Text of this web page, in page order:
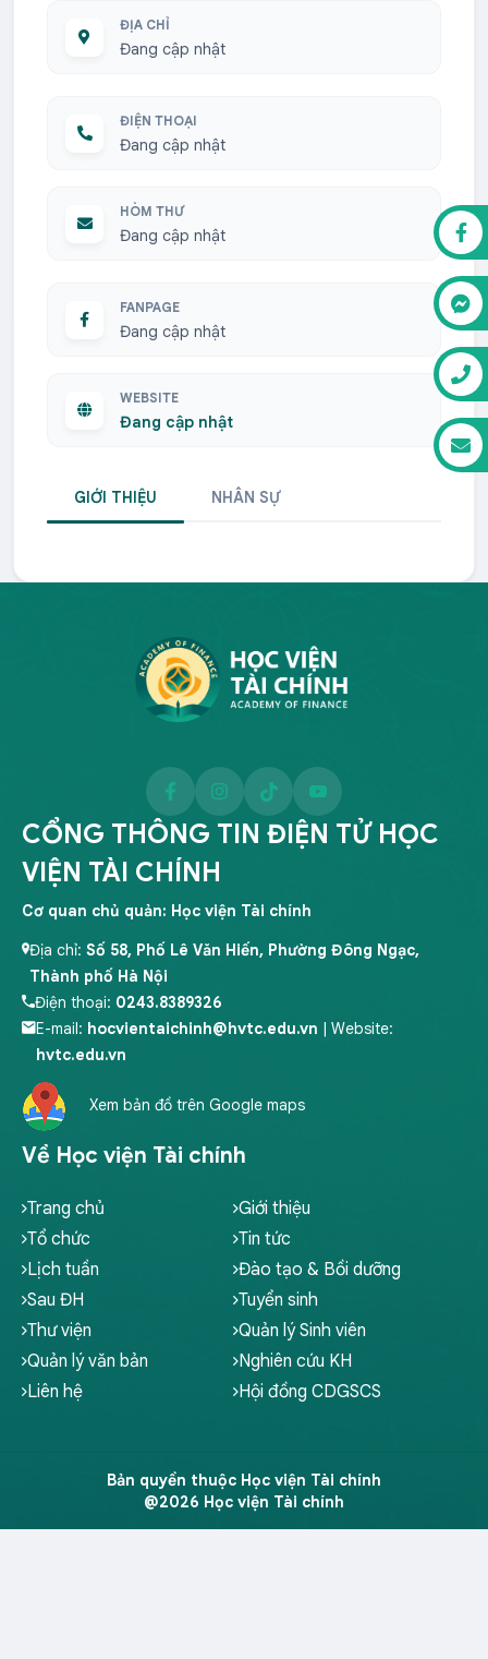
ĐỊA CHỈ
Đang cập nhật
ĐIỆN THOẠI
Đang cập nhật
HÒM THƯ
Đang cập nhật
FANPAGE
Đang cập nhật
WEBSITE
Đang cập nhật
GIỚI THIỆU NHÂN SỰ
Về Học viện Tài chính
Trang chủ
Giới thiệu
Tổ chức
Tin tức
Lịch tuần
Đào tạo & Bồi dưỡng
Sau ĐH
Tuyển sinh
Thư viện
Quản lý Sinh viên
Quản lý văn bản
Nghiên cứu KH
Liên hệ
Hội đồng CDGSCS
CỔNG THÔNG TIN ĐIỆN TỬ HỌC
VIỆN TÀI CHÍNH
Cơ quan chủ quản: Học viện Tài chính
Địa chỉ: Số 58, Phố Lê Văn Hiến, Phường Đông Ngạc,
Thành phố Hà Nội
Điện thoại: 0243.8389326
E-mail: hocvientaichinh@hvtc.edu.vn
| Website:
hvtc.edu.vn
Xem bản đồ trên Google maps
Bản quyền thuộc Học viện Tài chính
@2026 Học viện Tài chính